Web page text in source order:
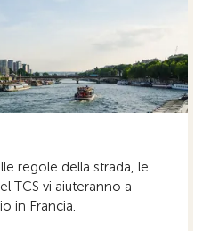
regole della strada, le
TCS vi aiuteranno a
in Francia.